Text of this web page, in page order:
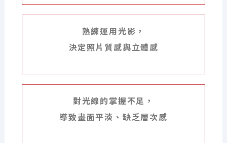
熟練運用光影，
決定照片質感與立體感
對光線的掌握不足，
導致畫面平淡、缺乏層次感